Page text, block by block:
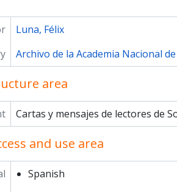
Luna, Félix
Archivo de la Academia Nacional
area
Cartas y mensajes de lectores de
and use area
Spanish